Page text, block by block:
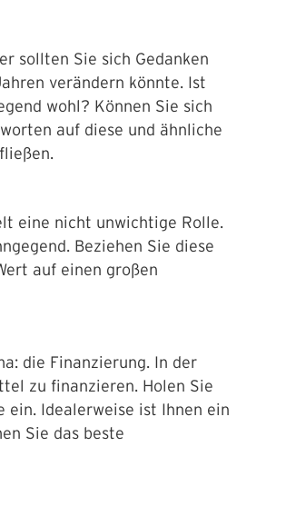
sollten Sie sich Gedanken
verändern könnte. Ist
wohl? Können Sie sich
auf diese und ähnliche
eine nicht unwichtige Rolle.
Beziehen Sie diese
auf einen großen
die Finanzierung. In der
zu finanzieren. Holen Sie
ein. Idealerweise ist Ihnen ein
Sie das beste